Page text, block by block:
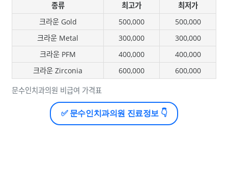
문수인치과의원 비급여 가격표
종류 최고가
최저가
크라운 Gold
500,000
500,000
크라운 Metal
300,000
300,000
크라운 PFM
400,000
400,000
크라운 Zirconia
600,000 600,000
✅ 문수인치과의원 진료정보 👇